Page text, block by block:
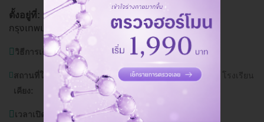
ตั้งอยู่ที่: 515 ซ. ปุณณวิถี แขวงบางจาก เขตพระโขนง
กรุงเทพมหานคร 10260
ดูแผนที่คลินิก
วิธีการเดินทาง:BTS ปุณณวิถี, BTS อุดมสุข
สถานที่ใกล้
เคียง:
วิทยาลัยเทคโนโลยีสหะพาณิชย์บริหารธุรกิจ, โรงเรียน
วัดธรรมมงคล
เวลาเปิดบริการ:วันจันทร์ - อาทิตย์ 10.00 - 19.00 น.